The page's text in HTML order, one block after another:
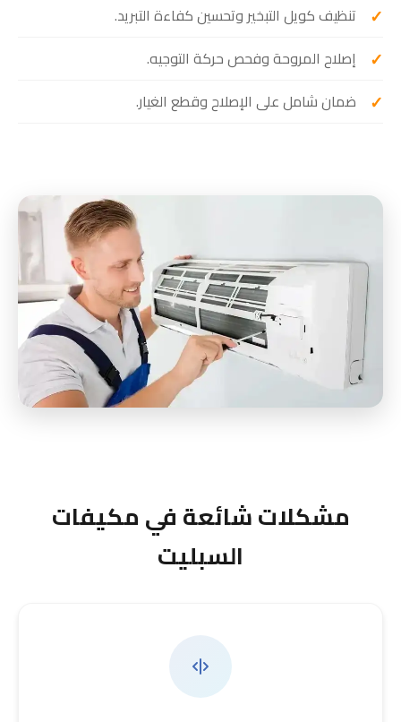
تنظيف كويل التبخير وتحسين كفاءة التبريد.
إصلاح المروحة وفحص حركة التوجيه.
ضمان شامل على الإصلاح وقطع الغيار.
مشكلات شائعة في مكيفات
السبليت